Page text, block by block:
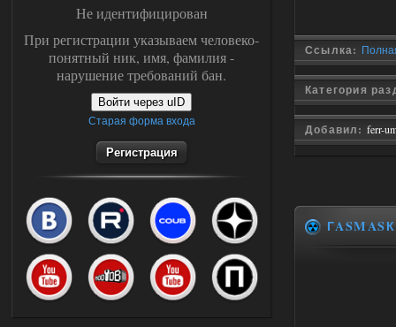
Ссылка:
Категория
Добавил: ferr-
ГASMASК
Не идентифицирован
При регистрации указываем человеко-
понятный ник, имя, фамилия -
нарушение требований бан.
Войти через uID
Старая форма входа
Регистрация